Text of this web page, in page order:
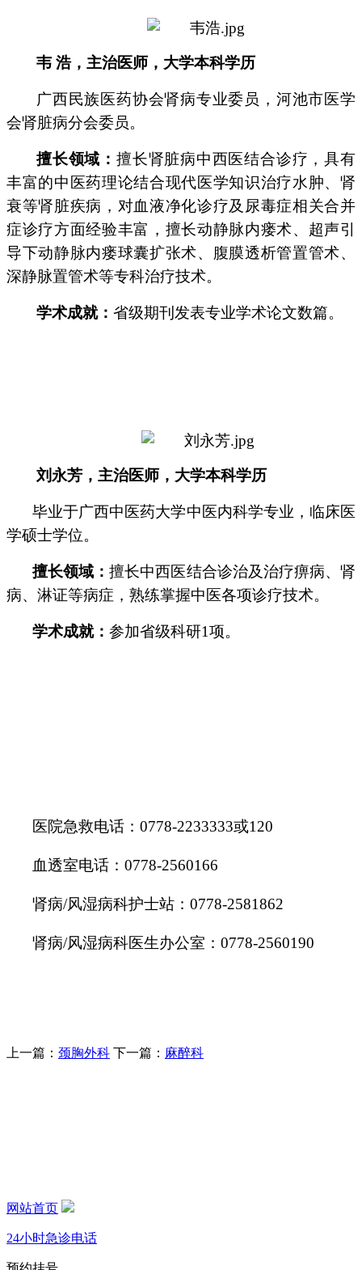
韦 浩，主治医师 ， 大学本科学历
广西民族医药协会肾病专业委员，河池市医学
会肾脏病分会委员。
擅长领域： 擅长肾脏病中西医结合诊疗，具有
丰富的中医药理论结合现代医学知识治疗水肿、肾
衰等肾脏疾病，对血液净化诊疗及尿毒症相关合并
症诊疗方面经验丰富，擅长动静脉内瘘术、超声引
导下动静脉内瘘球囊扩张术、腹膜透析管置管术、
深静脉置管术等专科治疗技术。
学术成就： 省级期刊发表专业学术论文数篇。
刘永芳，主治医师 ， 大学本科学历
毕业于广西中医药大学中医内科学专业，临床医
学硕士学位。
擅长领域：擅长中西医结合诊治及治疗痹病、肾
病、淋证等病症，熟练掌握中医各项诊疗技术。
学术成就： 参加省级科研1项。
医院急救电话：0778-2233333或120
血透室电话：0778-2560166
肾病/风湿病科护士站：0778-2581862
肾病/风湿病科医生办公室：0778-2560190
上一篇： 颈胸外科 下一篇： 麻醉科
网站首页
24小时急诊电话